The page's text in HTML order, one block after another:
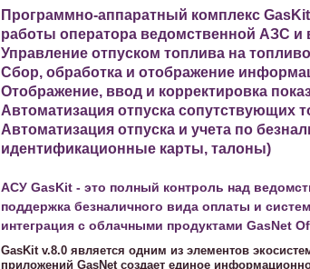
Программно-аппаратный комплекс
работы оператора ведомственной АЗС
Управление отпуском топлива на
Сбор, обработка и отображение
Отображение, ввод и корректировка
Автоматизация отпуска сопутствующих
Автоматизация отпуска и учета по
идентификационные карты, талоны)
АСУ GasKit - это полный контроль над
поддержка безналичного вида оплаты и
интеграция с облачными продуктами GasNet
GasKit v.8.0 является одним из элементов
приложений GasNet создает единое